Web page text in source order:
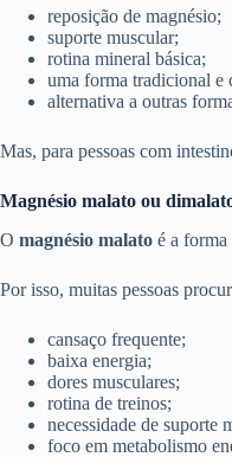
reposição de magnésio;
suporte muscular;
rotina mineral básica;
uma forma tradicional e
alternativa a outras
Mas, para pessoas com
Magnésio malato ou
O magnésio malato é a forma
Por isso, muitas pessoas
cansaço frequente;
baixa energia;
dores musculares;
rotina de treinos;
necessidade de suporte
foco em metabolismo